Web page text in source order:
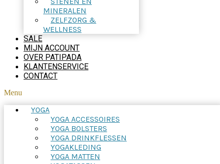
MINERALEN
ZELFZORG &
WELLNESS
SALE
MIJN ACCOUNT
OVER PATIPADA
KLANTENSERVICE
CONTACT
Menu
YOGA
YOGA ACCESSOIRES
YOGA BOLSTERS
YOGA DRINKFLESSEN
YOGAKLEDING
YOGA MATTEN